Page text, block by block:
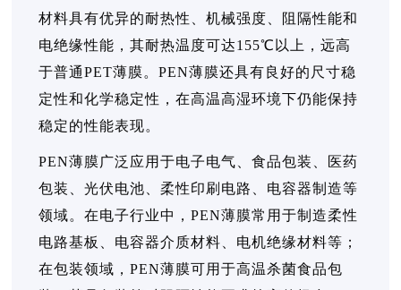
材料具有优异的耐热性、机械强度、阻隔性能和
电绝缘性能，其耐热温度可达155℃以上，远高
于普通PET薄膜。PEN薄膜还具有良好的尺寸稳
定性和化学稳定性，在高温高湿环境下仍能保持
稳定的性能表现。
PEN薄膜广泛应用于电子电气、食品包装、医药
包装、光伏电池、柔性印刷电路、电容器制造等
领域。在电子行业中，PEN薄膜常用于制造柔性
电路基板、电容器介质材料、电机绝缘材料等；
在包装领域，PEN薄膜可用于高温杀菌食品包